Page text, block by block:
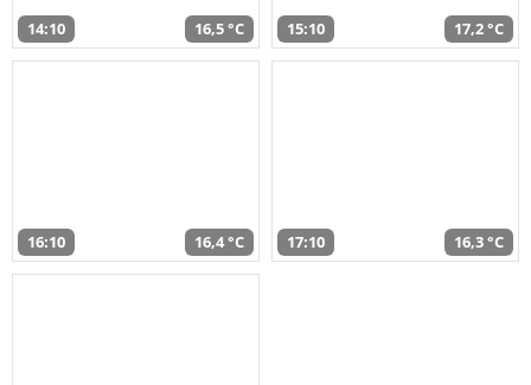
14:10 16,5 °C 15:10 17,2 °C
16:10 16,4 °C 17:10 16,3 °C